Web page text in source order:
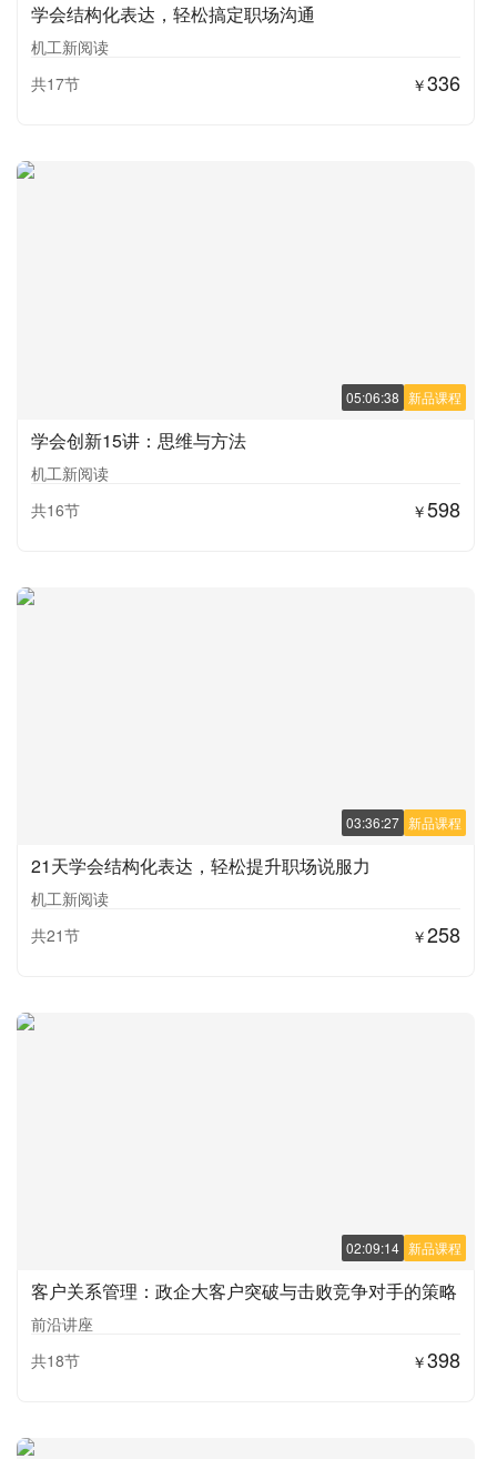
学会结构化表达，轻松搞定职场沟通
机工新阅读
共17节
￥336
新品课程
05:06:38
学会创新15讲：思维与方法
机工新阅读
共16节
￥598
新品课程
03:36:27
21天学会结构化表达，轻松提升职场说服力
机工新阅读
共21节
￥258
新品课程
02:09:14
客户关系管理：政企大客户突破与击败竞争对手的策略
前沿讲座
共18节
￥398